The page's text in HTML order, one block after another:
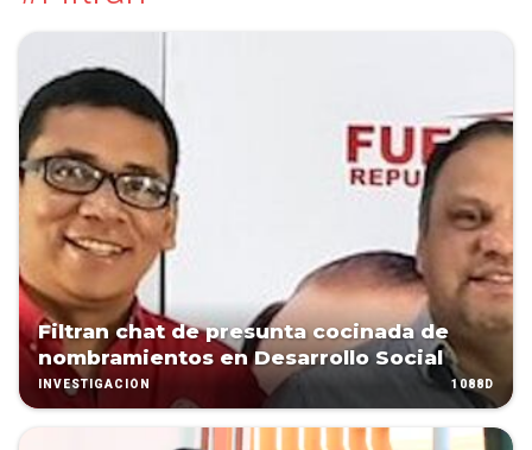
Filtran chat de presunta cocinada de
nombramientos en Desarrollo Social
INVESTIGACIÓN 1088D